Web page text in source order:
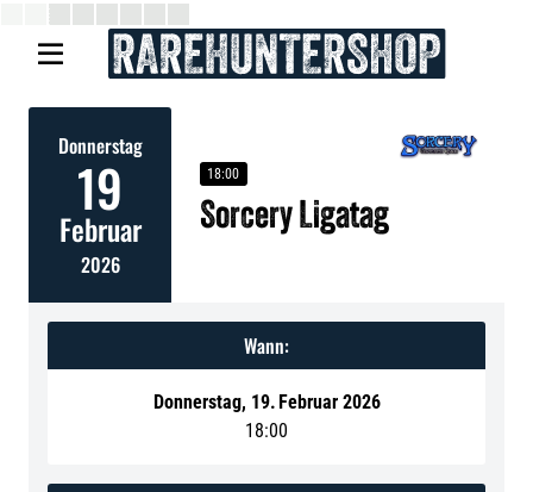

Donnerstag
19
Februar
2026
18:00
Sorcery Ligatag
Wann:
Donnerstag, 19. Februar 2026
18:00